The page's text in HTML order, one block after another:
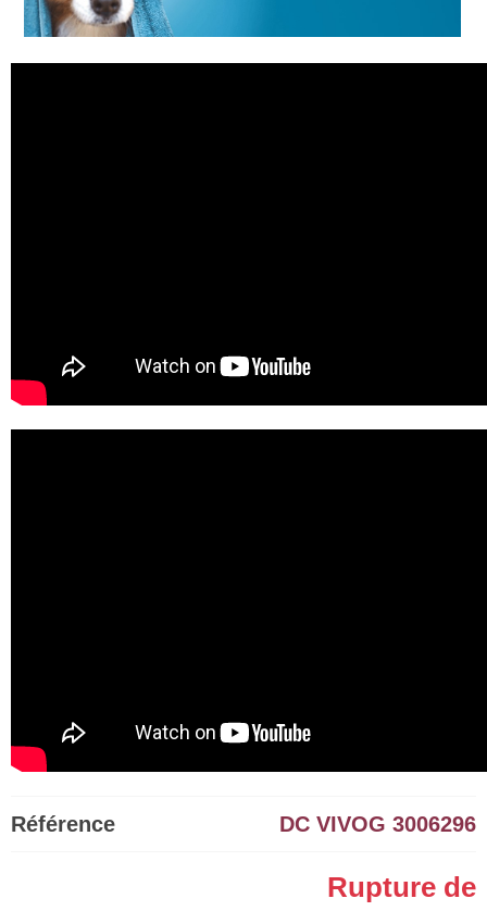
Référence DC VIVOG 3006296
Rupture de